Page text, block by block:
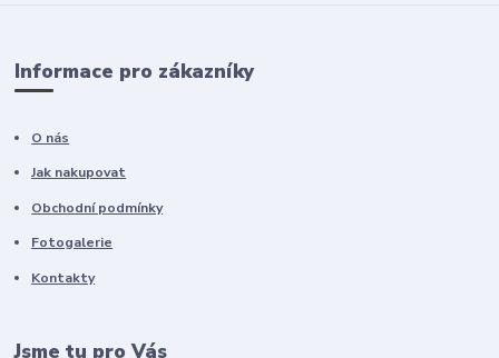
Informace pro zákazníky
O nás
Jak nakupovat
Obchodní podmínky
Fotogalerie
Kontakty
Jsme tu pro Vás